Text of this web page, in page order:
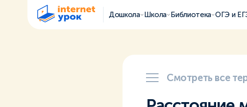
Дошкола Школа Библиотека ОГЭ и
Смотреть все